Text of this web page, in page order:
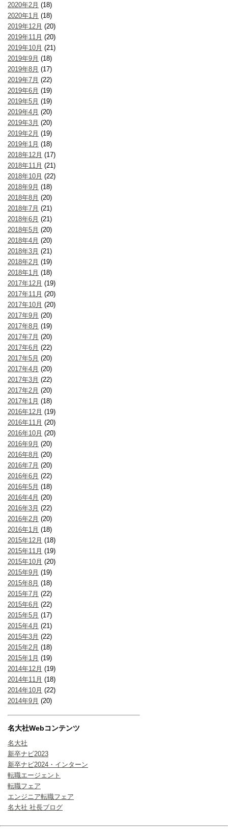
2020年2月 (18)
2020年1月 (18)
2019年12月 (20)
2019年11月 (20)
2019年10月 (21)
2019年9月 (18)
2019年8月 (17)
2019年7月 (22)
2019年6月 (19)
2019年5月 (19)
2019年4月 (20)
2019年3月 (20)
2019年2月 (19)
2019年1月 (18)
2018年12月 (17)
2018年11月 (21)
2018年10月 (22)
2018年9月 (18)
2018年8月 (20)
2018年7月 (21)
2018年6月 (21)
2018年5月 (20)
2018年4月 (20)
2018年3月 (21)
2018年2月 (19)
2018年1月 (18)
2017年12月 (19)
2017年11月 (20)
2017年10月 (20)
2017年9月 (20)
2017年8月 (19)
2017年7月 (20)
2017年6月 (22)
2017年5月 (20)
2017年4月 (20)
2017年3月 (22)
2017年2月 (20)
2017年1月 (18)
2016年12月 (19)
2016年11月 (20)
2016年10月 (20)
2016年9月 (20)
2016年8月 (20)
2016年7月 (20)
2016年6月 (22)
2016年5月 (18)
2016年4月 (20)
2016年3月 (22)
2016年2月 (20)
2016年1月 (18)
2015年12月 (18)
2015年11月 (19)
2015年10月 (20)
2015年9月 (19)
2015年8月 (18)
2015年7月 (22)
2015年6月 (22)
2015年5月 (17)
2015年4月 (21)
2015年3月 (22)
2015年2月 (18)
2015年1月 (19)
2014年12月 (19)
2014年11月 (18)
2014年10月 (22)
2014年9月 (20)
名大社Webコンテンツ
名大社
新卒ナビ2023
新卒ナビ2024・インターン
転職エージェント
転職フェア
エンジニア転職フェア
名大社 社長ブログ